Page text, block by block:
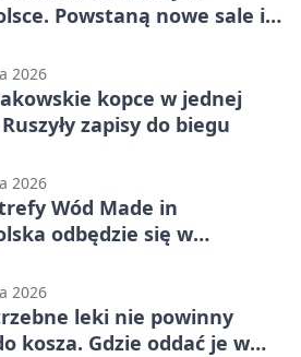
Powstaną nowe sale i
2026
kopce w jednej
zapisy do biegu
2026
Wód Made in
odbędzie się w
2026
leki nie powinny
kosza. Gdzie oddać je w